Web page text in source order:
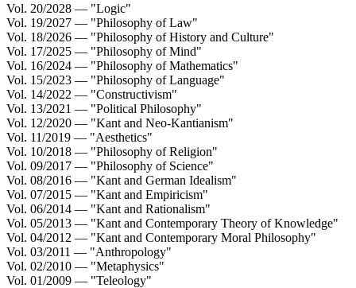
Vol. 20/2028 — "Logic"
Vol. 19/2027 — "Philosophy of Law"
Vol. 18/2026 — "Philosophy of History and Culture"
Vol. 17/2025 — "Philosophy of Mind"
Vol. 16/2024 — "Philosophy of Mathematics"
Vol. 15/2023 — "Philosophy of Language"
Vol. 14/2022 — "Constructivism"
Vol. 13/2021 — "Political Philosophy"
Vol. 12/2020 — "Kant and Neo-Kantianism"
Vol. 11/2019 — "Aesthetics"
Vol. 10/2018 — "Philosophy of Religion"
Vol. 09/2017 — "Philosophy of Science"
Vol. 08/2016 — "Kant and German Idealism"
Vol. 07/2015 — "Kant and Empiricism"
Vol. 06/2014 — "Kant and Rationalism"
Vol. 05/2013 — "Kant and Contemporary Theory of Knowledge"
Vol. 04/2012 — "Kant and Contemporary Moral Philosophy"
Vol. 03/2011 — "Anthropology"
Vol. 02/2010 — "Metaphysics"
Vol. 01/2009 — "Teleology"